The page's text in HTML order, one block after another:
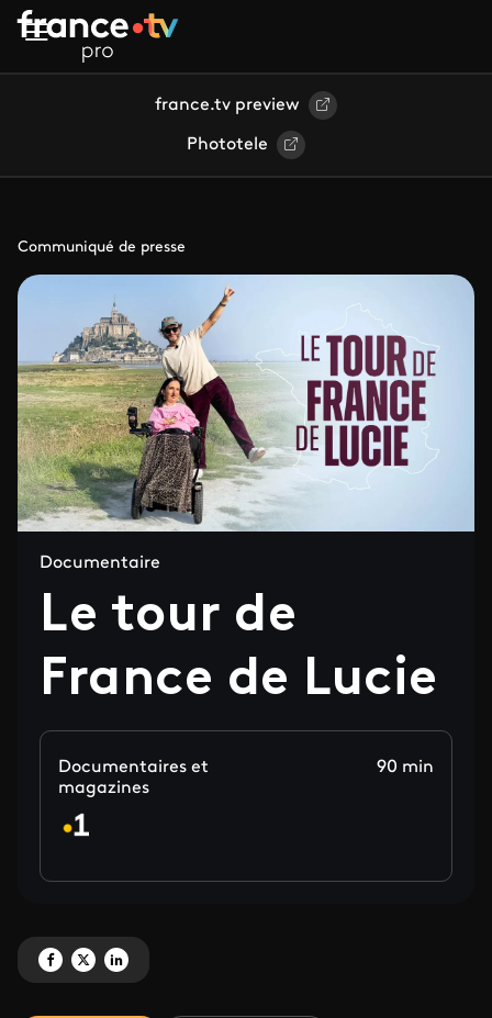
Aller au contenu principal
france.tv preview
Phototele
Communiqué de presse
Documentaire
Le tour de
France de Lucie
Documentaires et
magazines
90 min
Partagez 'Le tour de France de Lucie' sur Facebook
Partagez 'Le tour de France de Lucie' sur X
Partagez 'Le tour de France de Lucie' sur LinkedIn